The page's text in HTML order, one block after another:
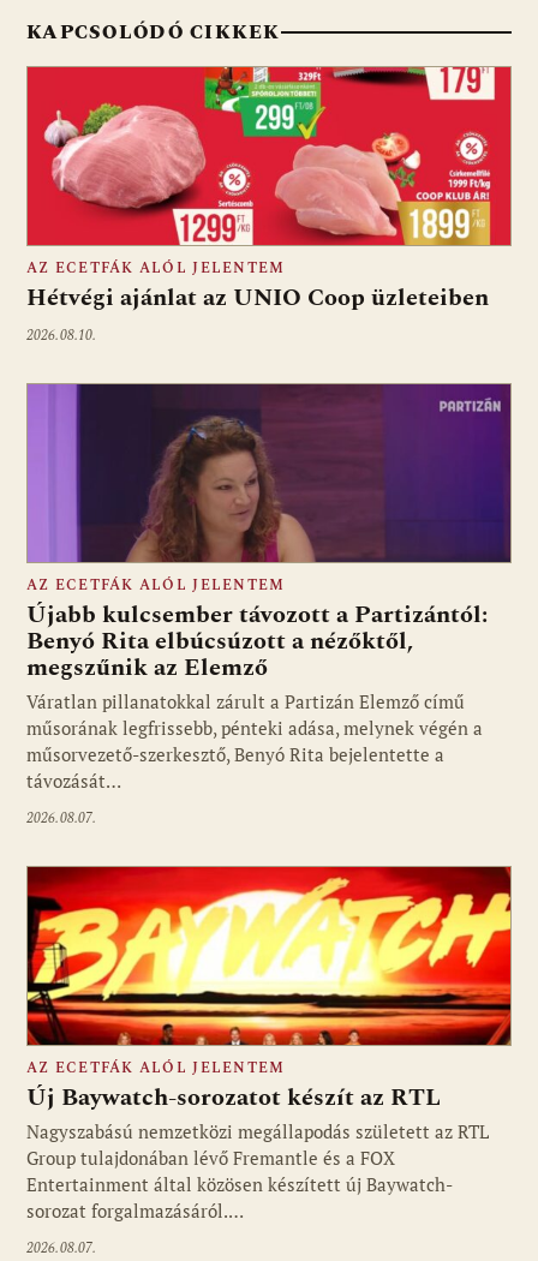
KAPCSOLÓDÓ CIKKEK
AZ ECETFÁK ALÓL JELENTEM
Hétvégi ajánlat az UNIO Coop üzleteiben
2026.08.10.
Fotó: media1.hu
AZ ECETFÁK ALÓL JELENTEM
Újabb kulcsember távozott a Partizántól:
Benyó Rita elbúcsúzott a nézőktől,
megszűnik az Elemző
Váratlan pillanatokkal zárult a Partizán Elemző című
műsorának legfrissebb, pénteki adása, melynek végén a
műsorvezető-szerkesztő, Benyó Rita bejelentette a
távozását…
2026.08.07.
Fotó: media1.hu
AZ ECETFÁK ALÓL JELENTEM
Új Baywatch-sorozatot készít az RTL
Nagyszabású nemzetközi megállapodás született az RTL
Group tulajdonában lévő Fremantle és a FOX
Entertainment által közösen készített új Baywatch-
sorozat forgalmazásáról.…
2026.08.07.